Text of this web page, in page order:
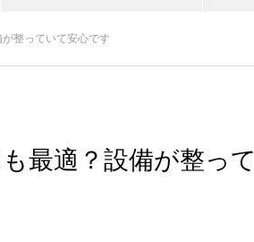
整っていて安心です
最適？設備が整って